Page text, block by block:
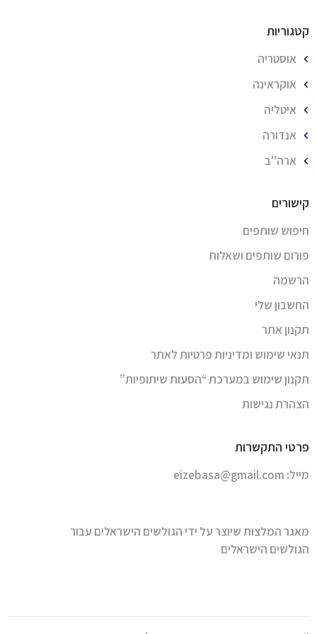
קטגוריות
אוסטריה
אוקראינה
איטליה
אנדורה
ארה''ב
קישורים
חיפוש שותפים
פורום שותפים ושאלות
הרשמה
החשבון שלי
תקנון אתר
תנאי שימוש ומדיניות פרטיות לאתר
תקנון שימוש במערכת “הסעות שיתופיות”
הצהרת נגישות
פרטי התקשרות
מייל: eizebasa@gmail.com
מאגר המלצות שיוצר על ידי הגולשים הישראלים עבור
הגולשים הישראלים